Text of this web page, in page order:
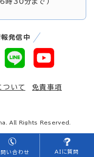
問い合わせ AIに質問
発信中
ついて
免責事項
All Rights Reserved.